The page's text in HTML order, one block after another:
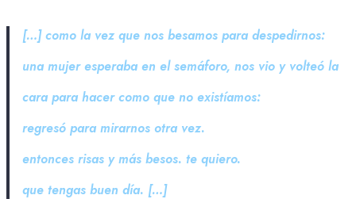
[…] como la vez que nos besamos para despedirnos:
una mujer esperaba en el semáforo, nos vio y volteó la
cara para hacer como que no existíamos:
regresó para mirarnos otra vez.
entonces risas y más besos. te quiero.
que tengas buen día. […]